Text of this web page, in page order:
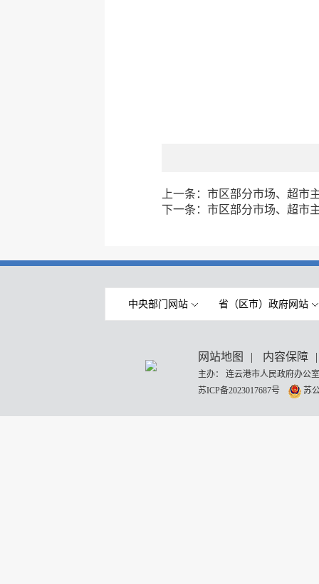
上一条： 市区部分市场、超市
下一条： 市区部分市场、超市
中央部门网站 省（区市）政府网站
网站地图 | 内容保障 |
主办： 连云港市人民政府办
苏ICP备2023017687号
苏